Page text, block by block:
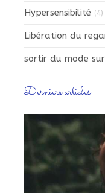
Hypersensibilité (4)
Libération du
sortir du mode
Derniers articles